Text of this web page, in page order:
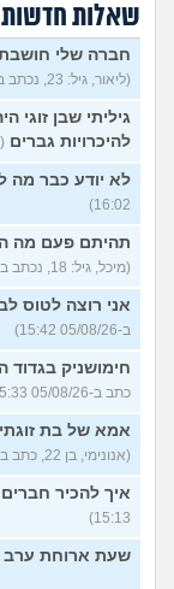
האם חוויתי
(רוויטל, בת 24)
בנות,אתן הייתן
אח שלכם במצב
(לוחם שקרוב ל'חרור, בן 21)
מסאג׳יסט
(מסאג׳יסט מעורער, בן
אנחנו מקיימים
בגדים וזה לא
מה לעשות?
מחזור לאחר
בטוח?
(שלומי, בן
נשוי מפנטז על
(מאטיטיהו, בן 37)
למישהו יש עצה
החשק המיני?
שאלות
חברה שלי
(ליאור, גיל: 23, נכתב ב-05/08/26 16:22)
גיליתי שבן זוגי
להיכרויות גברים
לא יודע כבר מה
16:02)
תהיתם פעם מה
(מיכל, גיל: 18, נכתב ב-05/08/26 15:51)
אני רוצה לטוס
ב-05/08/26 15:42)
חימושניק בגדוד
כתב ב-05/08/26 15:33)
אמא של בת
(אנונימי, בן 22, כתב ב-05/08/26 15:22)
איך להכיר
15:13)
שעת ארוחת ערב